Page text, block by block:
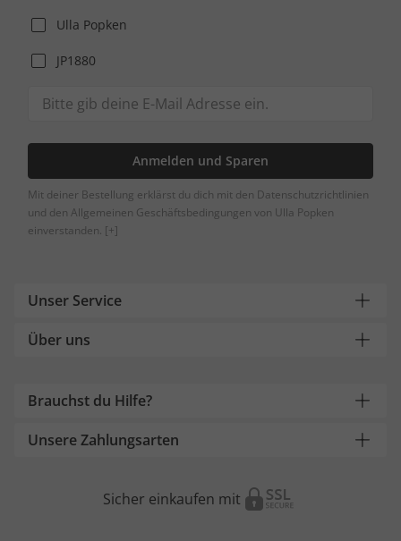
Ulla Popken
JP1880
Anmelden und Sparen
Mit deiner Bestellung erklärst du dich mit den Datenschutzrichtlinien
und den Allgemeinen Geschäftsbedingungen von Ulla Popken
einverstanden. [+]
Unser Service
Über uns
Brauchst du Hilfe?
Unsere Zahlungsarten
Sicher einkaufen mit